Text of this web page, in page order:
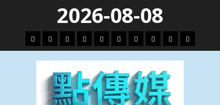
content
2026-08-08
頭
條
財
經
地
方.
會
文
教.
技
專
題
娛
樂
劇
政
治
國
際
運
動
生
活